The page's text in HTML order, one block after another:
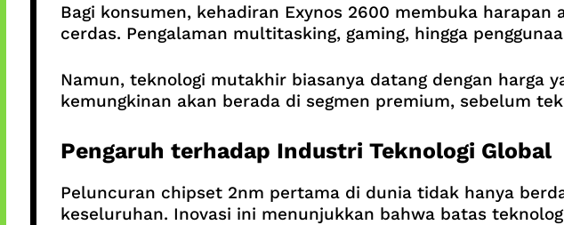
Bagi konsumen, kehadiran Exynos 2600 membuka
cerdas. Pengalaman multitasking, gaming, hingga
Namun, teknologi mutakhir biasanya datang dengan harga
kemungkinan akan berada di segmen premium, sebelum
Pengaruh terhadap Industri Teknologi Global
Peluncuran chipset 2nm pertama di dunia tidak hanya
keseluruhan. Inovasi ini menunjukkan bahwa batas